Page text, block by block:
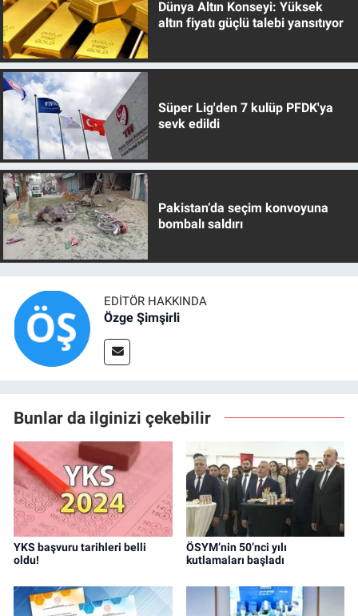
Dünya Altın Konseyi: Yüksek
altın fiyatı güçlü talebi yansıtıyor
Süper Lig'den 7 kulüp PFDK'ya
sevk edildi
Pakistan’da seçim konvoyuna
bombalı saldırı
EDITÖR HAKKINDA
Özge Şimşirli
Bunlar da ilginizi çekebilir
YKS başvuru tarihleri belli
oldu!
ÖSYM’nin 50’nci yılı
kutlamaları başladı